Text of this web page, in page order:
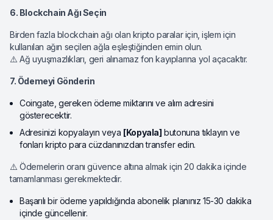
6. Blockchain Ağı Seçin
Birden fazla blockchain ağı olan kripto paralar için, işlem için
kullanılan ağın seçilen ağla eşleştiğinden emin olun.
⚠️ Ağ uyuşmazlıkları, geri alınamaz fon kayıplarına yol açacaktır.
7. Ödemeyi Gönderin
Coingate, gereken ödeme miktarını ve alım adresini
gösterecektir.
Adresinizi kopyalayın veya [Kopyala] butonuna tıklayın ve
fonları kripto para cüzdanınızdan transfer edin.
⚠️ Ödemelerin oranı güvence altına almak için 20 dakika içinde
tamamlanması gerekmektedir.
Başarılı bir ödeme yapıldığında abonelik planınız 15-30 dakika
içinde güncellenir.